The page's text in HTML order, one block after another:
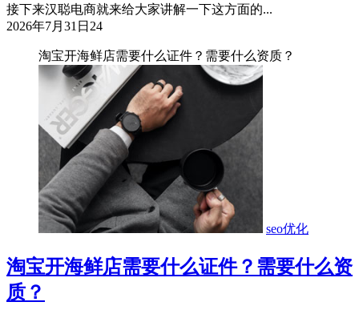
接下来汉聪电商就来给大家讲解一下这方面的...
2026年7月31日 24
淘宝开海鲜店需要什么证件？需要什么资质？
seo优化
淘宝开海鲜店需要什么证件？需要什么资
质？